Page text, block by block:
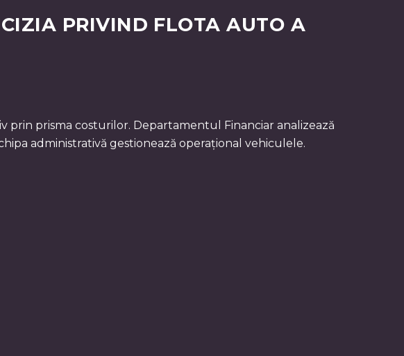
PRIVIND FLOTA AUTO A
prisma costurilor. Departamentul Financiar analizează
administrativă gestionează operațional vehiculele.